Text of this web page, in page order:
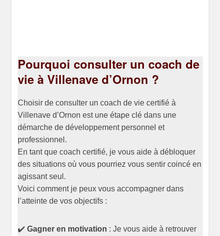
Pourquoi consulter un coach de
vie à Villenave d’Ornon ?
Choisir de consulter un coach de vie certifié à
Villenave d’Ornon est une étape clé dans une
démarche de développement personnel et
professionnel.
En tant que coach certifié, je vous aide à débloquer
des situations où vous pourriez vous sentir coincé en
agissant seul.
Voici comment je peux vous accompagner dans
l’atteinte de vos objectifs :
✔️ Gagner en motivation : Je vous aide à retrouver